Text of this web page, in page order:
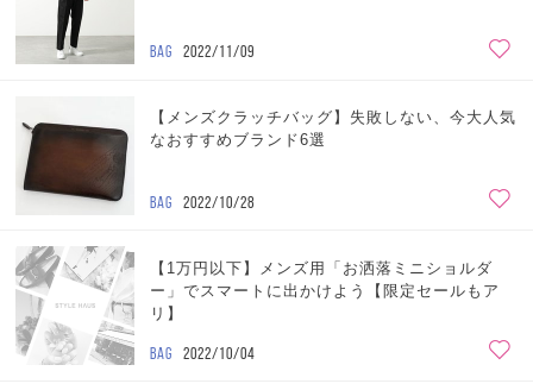
BAG 2022/11/09
【メンズクラッチバッグ】失敗しない、今大人気
なおすすめブランド6選
BAG 2022/10/28
【1万円以下】メンズ用「お洒落ミニショルダ
ー」でスマートに出かけよう【限定セールもア
リ】
BAG 2022/10/04